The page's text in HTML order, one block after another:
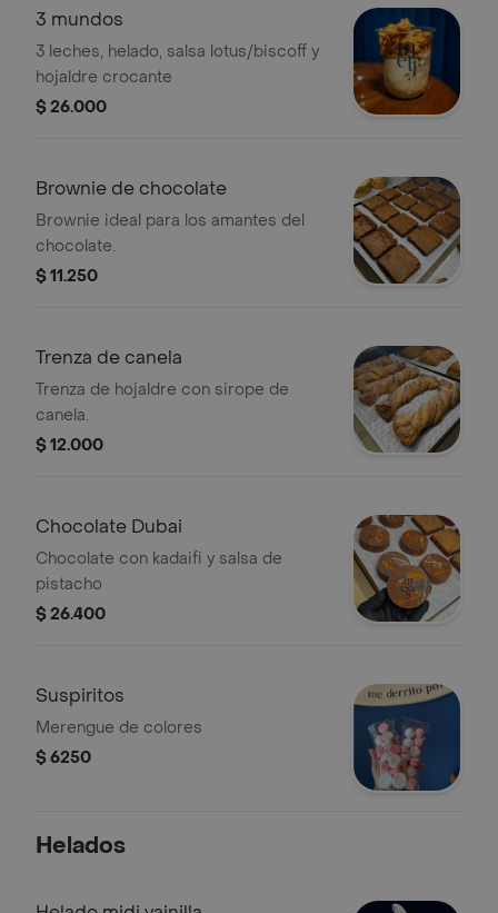
3 mundos
3 leches, helado, salsa lotus/biscoff y
hojaldre crocante
$ 26.000
Brownie de chocolate
Brownie ideal para los amantes del
chocolate.
$ 11.250
Trenza de canela
Trenza de hojaldre con sirope de
canela.
$ 12.000
Chocolate Dubai
Chocolate con kadaifi y salsa de
pistacho
$ 26.400
Suspiritos
Merengue de colores
$ 6250
Helados